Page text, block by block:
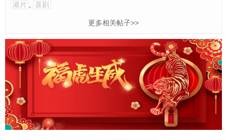
港片 喜剧
更多相关帖子>>